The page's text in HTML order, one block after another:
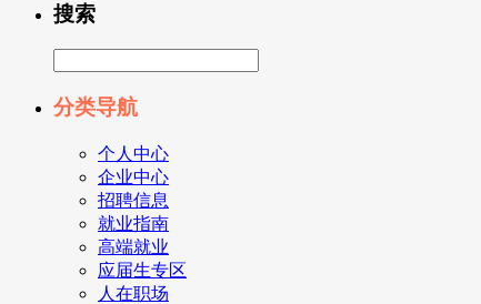
搜索
分类导航
个人中心
企业中心
招聘信息
就业指南
高端就业
应届生专区
人在职场